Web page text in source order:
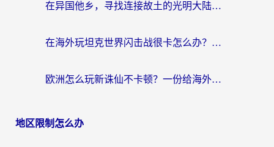
在异国他乡，寻找连接故土的光明大陆免费加速器
在海外玩坦克世界闪击战很卡怎么办？老玩家亲测有效的加速器选择指南
欧洲怎么玩新诛仙不卡顿？一份给海外游子的国服游戏畅玩指南
地区限制怎么办